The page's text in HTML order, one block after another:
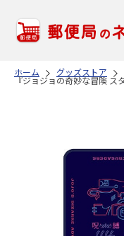
ホーム グッズストア
『ジョジョの奇妙な冒険 ス